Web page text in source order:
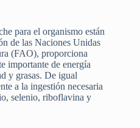
para el organismo están
de las Naciones Unidas
(FAO), proporciona
importante de energía
y grasas. De igual
a la ingestión necesaria
selenio, riboflavina y